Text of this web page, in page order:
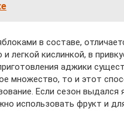
в составе,
легкой кислинкой, в
аджики
множество, то и этот
Если сезон выдался
использовать фрукт и